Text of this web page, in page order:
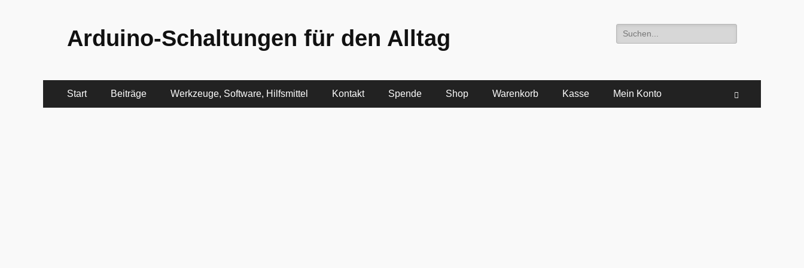
Arduino-Schaltungen für den Alltag
Suche
nach:
Primäres
Menü
Start Beiträge Werkzeuge, Software, Hilfsmittel Kontakt Spende Shop Warenkorb Kasse Mein Konto